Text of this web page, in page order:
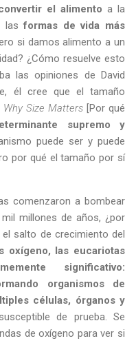
el alimento a la
lasformas de vida más
si damos alimento a un
¿Cómo resuelve esto
las opiniones de David
él cree que el tamaño
Why Size Matters [Por qué
supremo y
puede ser y puede
por qué el tamaño por sí
comenzaron a bombear
millones de años, ¿por
salto de crecimiento del
oxígeno, las eucariotas
significativo:
organismos de
células, órganos y
de prueba. Se
de oxígeno para ver si